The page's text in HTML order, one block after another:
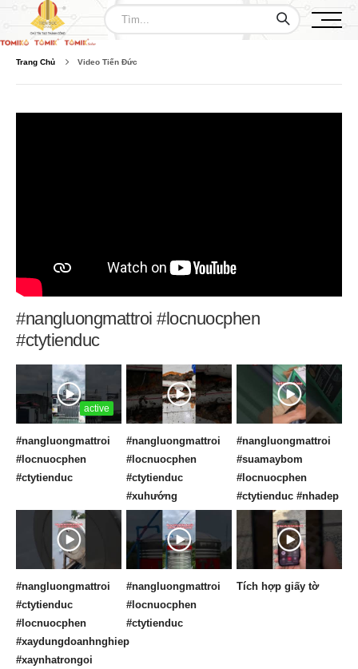
Trang Chủ Video Tiến Đức
#nangluongmattroi #locnuocphen
#ctytienduc
active
#nangluongmattroi
#locnuocphen
#ctytienduc
#nangluongmattroi
#locnuocphen
#ctytienduc
#xuhướng
#nangluongmattroi
#suamaybom
#locnuocphen
#ctytienduc #nhadep
#nangluongmattroi
#ctytienduc
#locnuocphen
#xaydungdoanhnghiep
#xaynhatrongoi
#nangluongmattroi
#locnuocphen
#ctytienduc
Tích hợp giấy tờ